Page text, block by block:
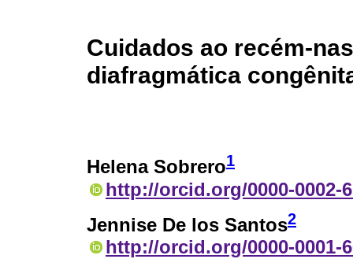
Cuidados ao recém-
diafragmática
Helena Sobrero1
http://orcid.org/0000-0002-
Jennise De los Santos2
http://orcid.org/0000-0001-